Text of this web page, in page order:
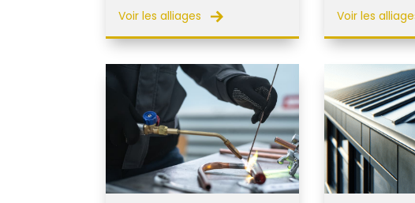
Voir les alliages Voir les